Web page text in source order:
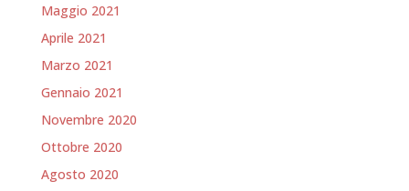
Maggio 2021
Aprile 2021
Marzo 2021
Gennaio 2021
Novembre 2020
Ottobre 2020
Agosto 2020